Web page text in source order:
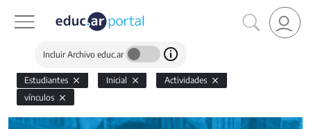
Incluir Archivo educ.ar
Estudiantes Inicial
Actividades
vínculos